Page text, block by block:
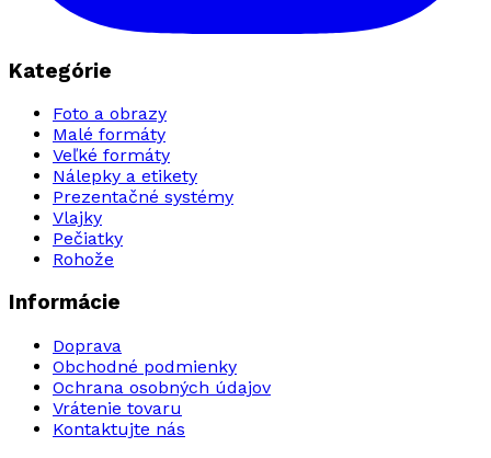
Kategórie
Foto a obrazy
Malé formáty
Veľké formáty
Nálepky a etikety
Prezentačné systémy
Vlajky
Pečiatky
Rohože
Informácie
Doprava
Obchodné podmienky
Ochrana osobných údajov
Vrátenie tovaru
Kontaktujte nás